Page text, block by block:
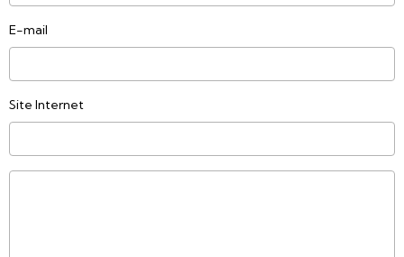
E-mail
Site Internet